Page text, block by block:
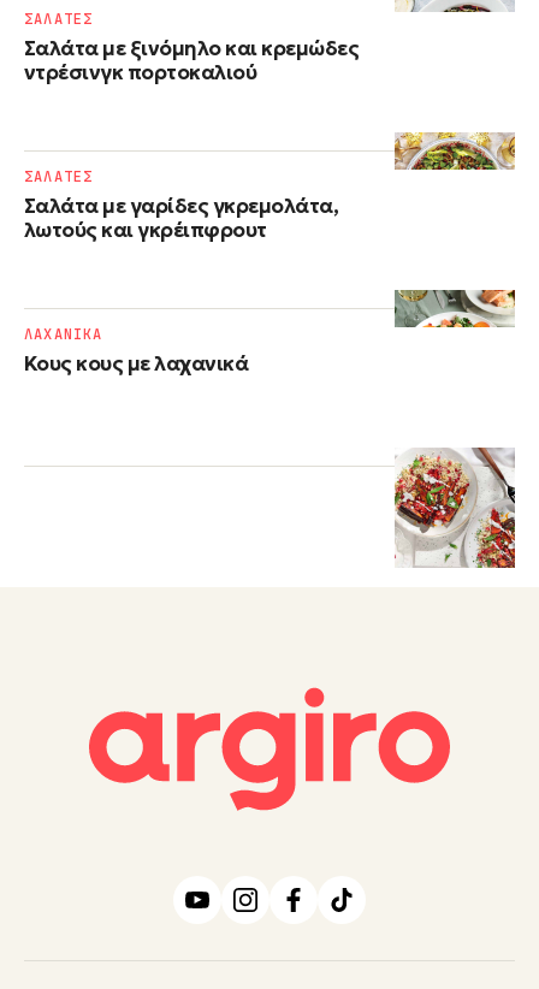
Σαλάτα με ξινόμηλο και κρεμώδες
ντρέσινγκ πορτοκαλιού
ΣΑΛΑΤΕΣ
Σαλάτα με γαρίδες γκρεμολάτα,
λωτούς και γκρέιπφρουτ
ΣΑΛΑΤΕΣ
Κους κους με λαχανικά
ΛΑΧΑΝΙΚΑ